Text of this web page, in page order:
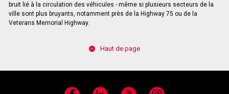
bruit lié à la circulation des véhicules - même si plusieurs secteurs de la
ville sont plus bruyants, notamment près de la Highway 75 ou de la
Veterans Memorial Highway.
Haut de page